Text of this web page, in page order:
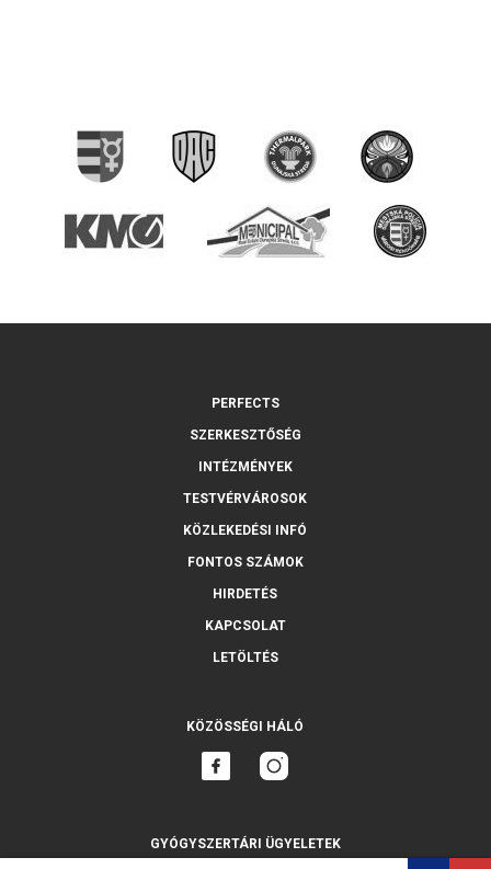
PERFECTS
SZERKESZTŐSÉG
INTÉZMÉNYEK
TESTVÉRVÁROSOK
KÖZLEKEDÉSI INFÓ
FONTOS SZÁMOK
HIRDETÉS
KAPCSOLAT
LETÖLTÉS
KÖZÖSSÉGI HÁLÓ
GYÓGYSZERTÁRI ÜGYELETEK